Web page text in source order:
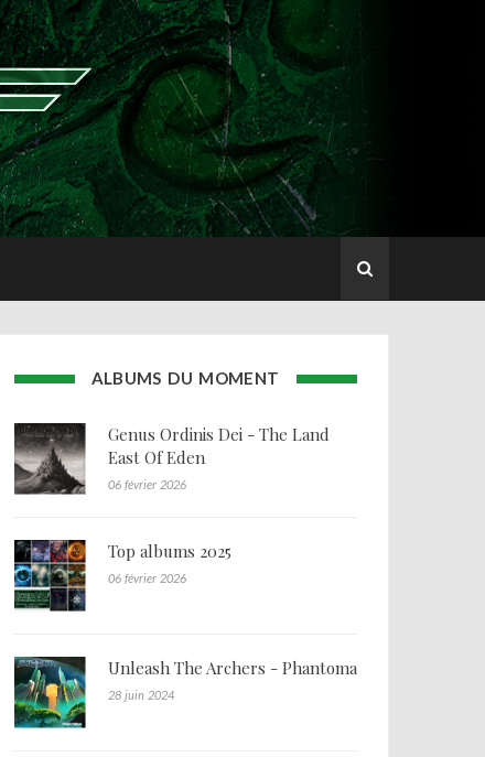
ALBUMS DU MOMENT
Genus Ordinis Dei - The Land
East Of Eden
06 février 2026
Top albums 2025
06 février 2026
Unleash The Archers - Phantoma
28 juin 2024